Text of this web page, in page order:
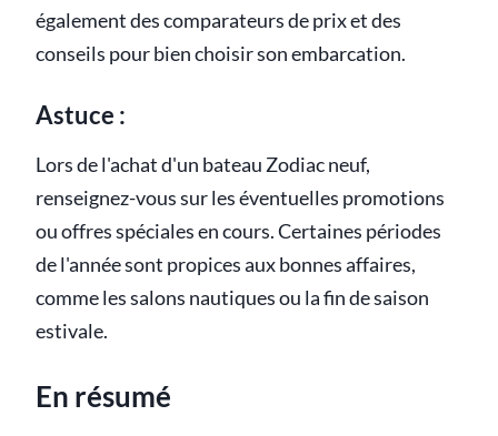
également des comparateurs de prix et des
conseils pour bien choisir son embarcation.
Astuce :
Lors de l'achat d'un bateau Zodiac neuf,
renseignez-vous sur les éventuelles promotions
ou offres spéciales en cours. Certaines périodes
de l'année sont propices aux bonnes affaires,
comme les salons nautiques ou la fin de saison
estivale.
En résumé